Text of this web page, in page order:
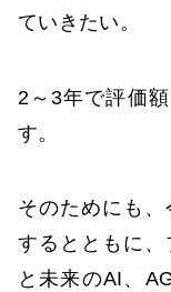
ていきたい。
2～3年で評価
す。
そのためにも
するとともに
と未来のAI、